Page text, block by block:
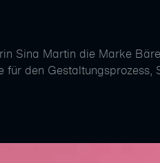
Sina Martin die Marke
den Gestaltungsprozess,